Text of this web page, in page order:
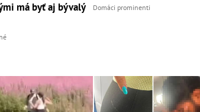
má byť aj bývalý
Domáci prominenti